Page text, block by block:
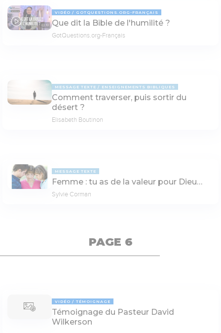
03:10
VIDÉO GOTQUESTIONS.ORG-FRANÇAIS
Que dit la Bible de l'humilité ?
GotQuestions.org-Français
MESSAGE TEXTE ENSEIGNEMENTS BIBLIQUES
Comment traverser, puis sortir du
désert ?
Elisabeth Boutinon
MESSAGE TEXTE
Femme : tu as de la valeur pour Dieu…
Sylvie Corman
PAGE 6
VIDÉO TÉMOIGNAGE
Témoignage du Pasteur David
Wilkerson